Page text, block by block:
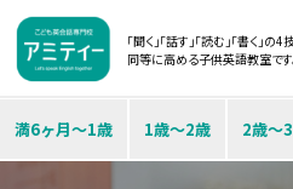
「聞く」「話す」「読む」「書く」の
同等に高める子供英語教室です
満6ヶ月～1歳 1歳～2歳 2歳～